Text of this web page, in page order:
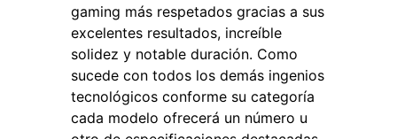
gaming más respetados gracias a sus
excelentes resultados, increíble
solidez y notable duración. Como
sucede con todos los demás ingenios
tecnológicos conforme su categoría
cada modelo ofrecerá un número u